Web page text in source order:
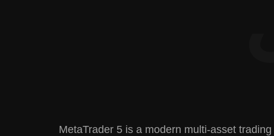
MetaTrader 5 is a modern multi-asset